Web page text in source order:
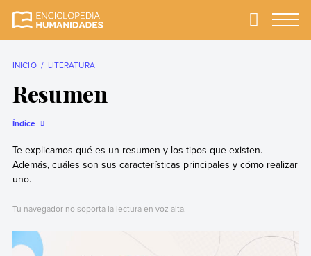
completa y más
Primary
INICIO LITERATURA
Resumen
Índice
Te explicamos qué es un resumen y los tipos que existen.
Además, cuáles son sus características principales y cómo realizar
uno.
Tu navegador no soporta la lectura en voz alta.